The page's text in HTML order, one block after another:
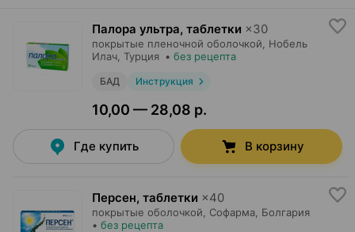
Палора ультра, таблетки ×30
покрытые пленочной оболочкой,
Нобель
Илач , Турция • без рецепта
БАД Инструкция
10,00 — 28,08 р.
Где купить В корзину
Персен, таблетки ×40
покрытые оболочкой, Софарма , Болгария
• без рецепта